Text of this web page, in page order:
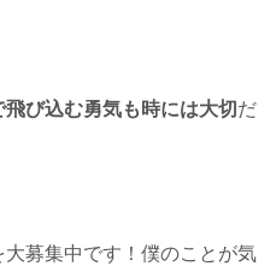
飛び込む勇気も時には大切 だ
募集中です！僕のことが気